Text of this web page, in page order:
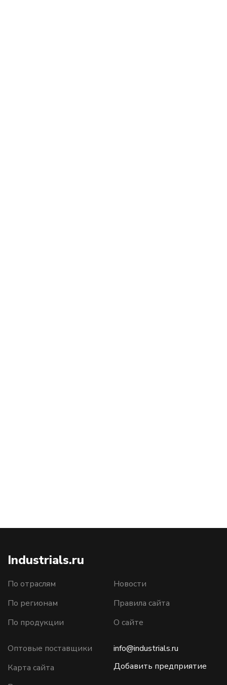
Industrials.ru
По отраслям
По регионам
По продукции
Новости
Правила сайта
О сайте
Оптовые поставщики
Карта сайта
info@industrials.ru
Добавить предприятие